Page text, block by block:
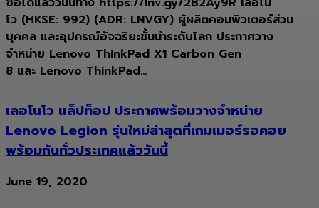
โว (HKSE: 992) (ADR: LNVGY) ผู้ผลิตคอมพิวเตอร์ส่วน
บุคคล และอุปกรณ์อัจฉริยะชั้นนำระดับโลก ประกาศวาง
จำหน่าย Lenovo ThinkPad X1 Carbon Gen
8 และ Lenovo ThinkPad...
เลอโนโว แล็ปท็อป ประกาศพร้อมวางจำหน่าย
Lenovo Legion รุ่นใหม่ล่าสุดที่เกมเมอร์รอคอย
พร้อมกันทั่วประเทศแล้ววันนี้
June 19, 2020